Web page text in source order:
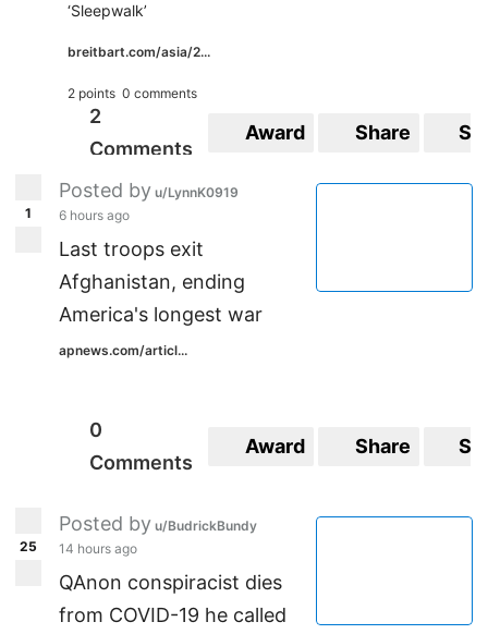
‘Sleepwalk’
breitbart.com/asia/2...
2 points 0 comments
2
Comments
Award Share
1
Posted by u/LynnK0919
6 hours ago
Last troops exit
Afghanistan, ending
America's longest war
apnews.com/articl...
0
Comments
Award Share
25
Posted by u/BudrickBundy
14 hours ago
QAnon conspiracist dies
from COVID-19 he called